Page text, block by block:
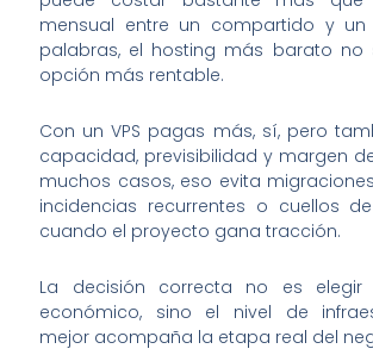
mensual entre un compartido y un
palabras, el hosting más barato no
opción más rentable.
Con un VPS pagas más, sí, pero
capacidad, previsibilidad y margen
muchos casos, eso evita
incidencias recurrentes o cuellos
cuando el proyecto gana tracción.
La decisión correcta no es
económico, sino el nivel de
mejor acompaña la etapa real del